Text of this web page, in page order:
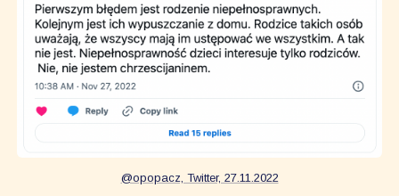
@opopacz, Twitter, 27.11.2022